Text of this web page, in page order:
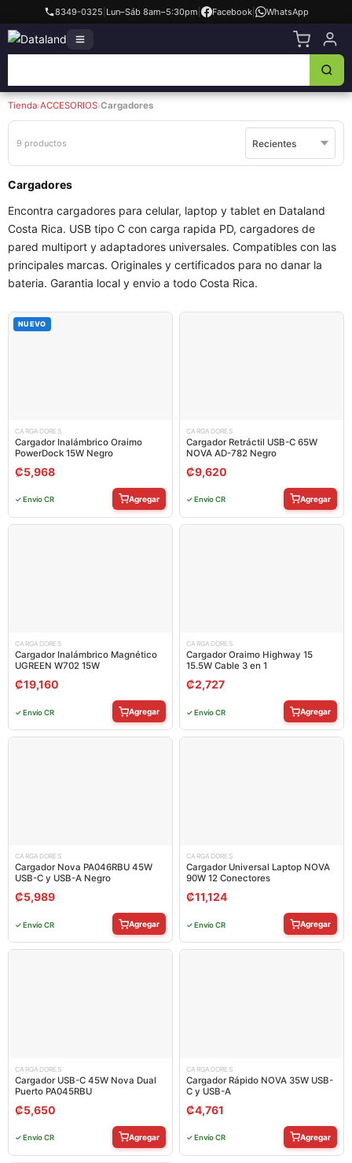
8349-0325 Lun–Sáb 8am–5:30pm Facebook| WhatsApp
Tienda›ACCESORIOS›Cargadores
9 productos
Cargadores
Encontra cargadores para celular, laptop y tablet en Dataland
Costa Rica. USB tipo C con carga rapida PD, cargadores de
pared multiport y adaptadores universales. Compatibles con las
principales marcas. Originales y certificados para no danar la
bateria. Garantia local y envio a todo Costa Rica.
NUEVO
CARGADORES
Cargador Inalámbrico Oraimo
PowerDock 15W Negro
₡5,968
✓ Envío CR Agregar
CARGADORES
Cargador Retráctil USB-C 65W
NOVA AD-782 Negro
₡9,620
✓ Envío CR Agregar
CARGADORES
Cargador Inalámbrico Magnético
UGREEN W702 15W
₡19,160
✓ Envío CR Agregar
CARGADORES
Cargador Oraimo Highway 15
15.5W Cable 3 en 1
₡2,727
✓ Envío CR Agregar
CARGADORES
Cargador Nova PA046RBU 45W
USB-C y USB-A Negro
₡5,989
✓ Envío CR Agregar
CARGADORES
Cargador Universal Laptop NOVA
90W 12 Conectores
₡11,124
✓ Envío CR Agregar
CARGADORES
Cargador USB-C 45W Nova Dual
Puerto PA045RBU
₡5,650
✓ Envío CR Agregar
CARGADORES
Cargador Rápido NOVA 35W USB-
C y USB-A
₡4,761
✓ Envío CR Agregar